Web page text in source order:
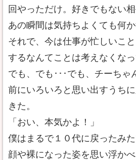
回やっただけ。好きでもない
あの瞬間は気持ちよくても何
それで、今は仕事が忙しいこ
するなんてことは考えなくなっ
でも、でも･･･でも、チーちゃ
前にいろいろと思い出すうち
きた。
「おい、本気かよ！」
僕はまるで１０代に戻ったみ
顔や裸になった姿を思い浮か